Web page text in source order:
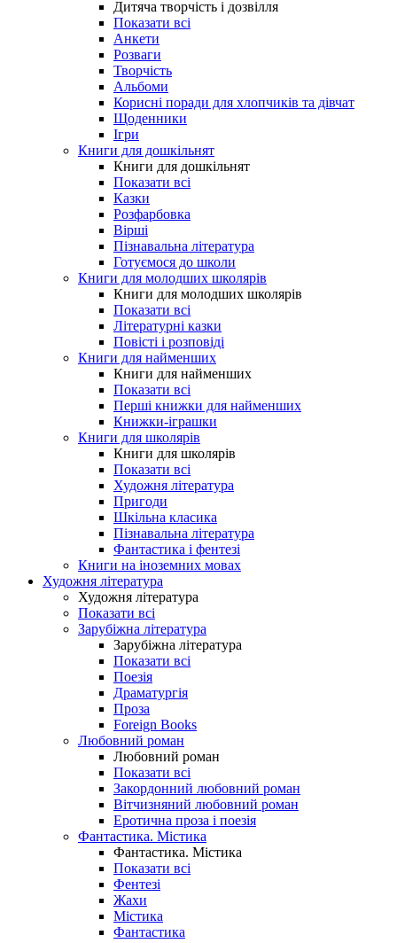
Дитяча творчість і дозвілля
Показати всі
Анкети
Розваги
Творчість
Альбоми
Корисні поради для хлопчиків та дівчат
Щоденники
Ігри
Книги для дошкільнят
Книги для дошкільнят
Показати всі
Казки
Розфарбовка
Вірші
Пізнавальна література
Готуємося до школи
Книги для молодших школярів
Книги для молодших школярів
Показати всі
Літературні казки
Повісті і розповіді
Книги для найменших
Книги для найменших
Показати всі
Перші книжки для найменших
Книжки-іграшки
Книги для школярів
Книги для школярів
Показати всі
Художня література
Пригоди
Шкільна класика
Пізнавальна література
Фантастика і фентезі
Книги на іноземних мовах
Художня література
Художня література
Показати всі
Зарубіжна література
Зарубіжна література
Показати всі
Поезія
Драматургія
Проза
Foreign Books
Любовний роман
Любовний роман
Показати всі
Закордонний любовний роман
Вітчизняний любовний роман
Еротична проза і поезія
Фантастика. Містика
Фантастика. Містика
Показати всі
Фентезі
Жахи
Містика
Фантастика